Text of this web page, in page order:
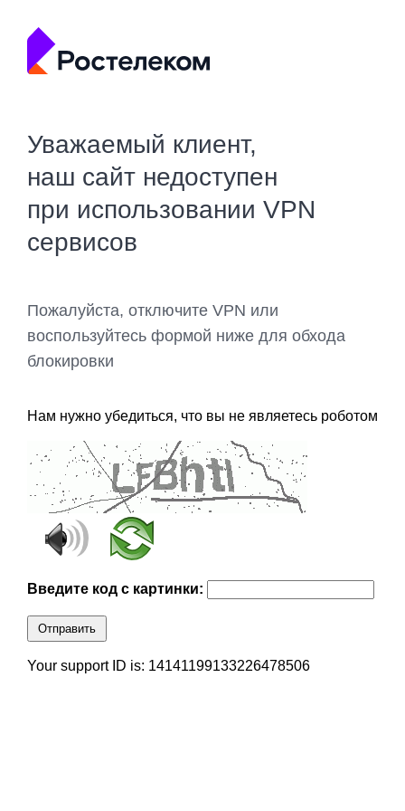
Уважаемый клиент,
наш сайт недоступен
при использовании VPN
сервисов
Пожалуйста, отключите VPN или
воспользуйтесь формой ниже для обхода
блокировки
Нам нужно убедиться, что вы не являетесь роботом
Введите код с картинки:
Отправить
Your support ID is: 14141199133226478506